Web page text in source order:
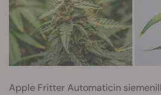
Apple Fritter Automaticin